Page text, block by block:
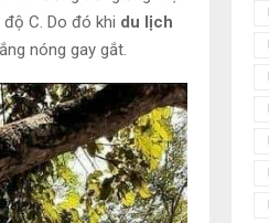
C. Do đó khi du lịch
nóng gay gắt.